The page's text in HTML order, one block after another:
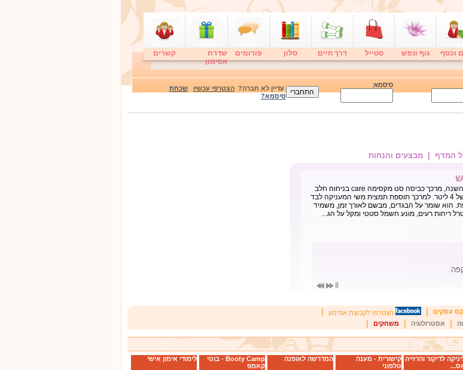
וכסף גוף ונפש סטייל דרך חיים סלון פורומים
שדרת
אסימון
קשרים
סיסמא: עדיין לא חברה? הצטרפי עכשיו
שכחת
סיסמא?
המדף | מבצעים והנחות
סנו משיקה לרגל ראש השנה, מרכך כביסה סנו מקסימה care בניחוח חלב
ודבש, באריזה חדשה של 4 ליטר. למרכך תוספת תמצית משי המעניקה לבד
הוא שומר על הבגדים, מבשם לאורך זמן, משמיד
ריחות רעים, מונע חשמל סטטי ומקל על הג...
עסקים הצטרפו לקבוצת אסימון
אסטרולוגיה משחקים
לדיקור והרזייה קישורית - מענה
טלפוני
המדרשה לאופנה
Booty Camp - בוטי
קאמפ
לימודי אימון אישי